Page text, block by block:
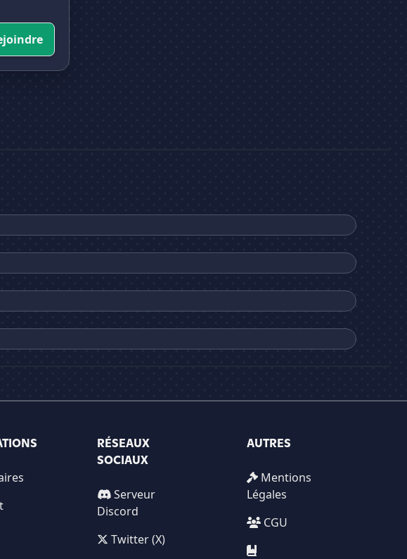
RÉSEAUX
SOCIAUX
Serveur
Discord
Twitter (X)
AUTRES
Mentions
Légales
CGU